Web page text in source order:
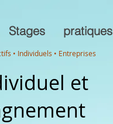
Stages pratiques
• Individuels • Entreprises
et